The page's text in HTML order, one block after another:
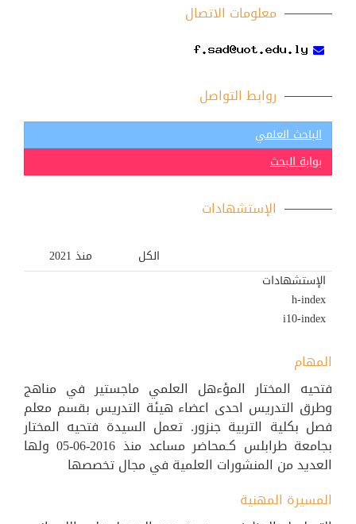
معلومات الاتصال
روابط التواصل
الباحث العلمي
بوابة البحث
الإستشهادات
الكل
منذ 2021
الإستشهادات
h-index
i10-index
المهام
فتحيه المختار المؤءهل العلمي ماجستير في مناهج
وطرق التدريس احدى اعضاء هيئة التدريس بقسم معلم
فصل بكلية التربية جنزور. تعمل السيدة فتحيه المختار
بجامعة طرابلس كـمحاضر مساعد منذ 2016-06-05 ولها
العديد من المنشورات العلمية في مجال تخصصها
المسيرة المهنية